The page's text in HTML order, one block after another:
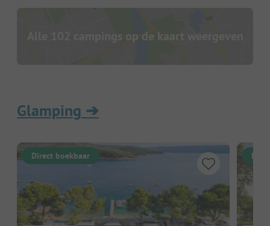
Alle 102 campings op de kaart weergeven
Glamping ➔
Direct boekbaar